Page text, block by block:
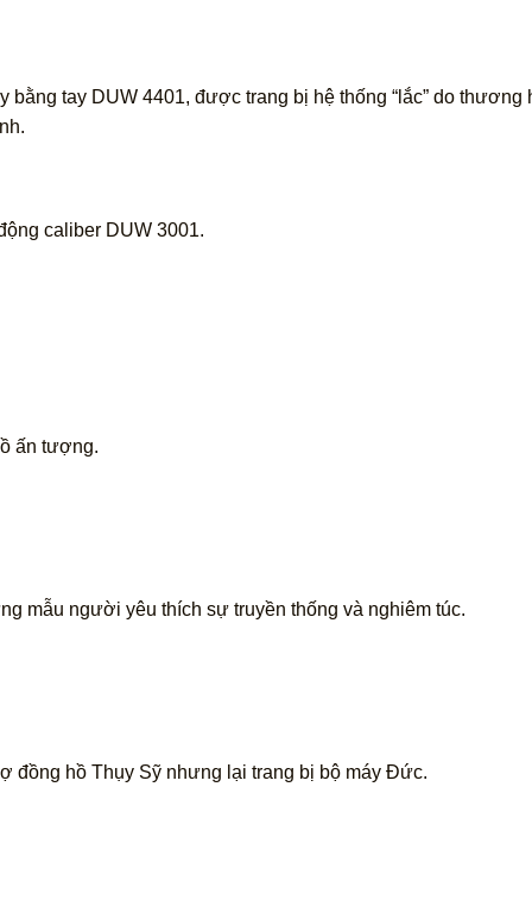
bằng tay DUW 4401, được trang bị hệ thống “lắc” do
caliber DUW 3001.
ấn tượng.
mẫu người yêu thích sự truyền thống và nghiêm túc.
đồng hồ Thụy Sỹ nhưng lại trang bị bộ máy Đức.